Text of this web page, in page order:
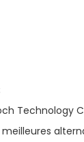
Technology